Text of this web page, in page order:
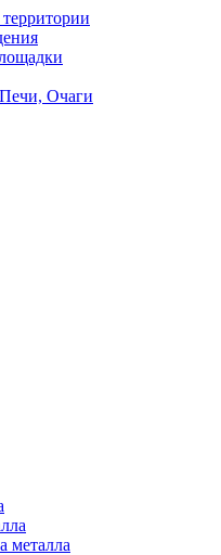
территории
Очаги
металла